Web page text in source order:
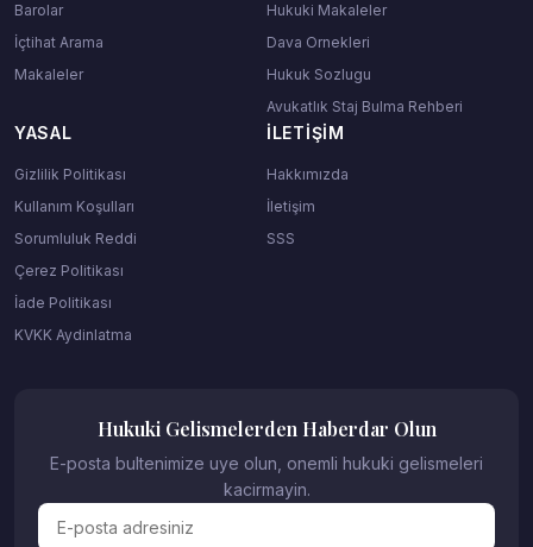
Barolar
İçtihat Arama
Makaleler
Hukuki Makaleler
Dava Ornekleri
Hukuk Sozlugu
Avukatlık Staj Bulma Rehberi
YASAL
Gizlilik Politikası
Kullanım Koşulları
Sorumluluk Reddi
Çerez Politikası
İade Politikası
KVKK Aydinlatma
İLETIŞIM
Hakkımızda
İletişim
SSS
Hukuki Gelismelerden Haberdar Olun
E-posta bultenimize uye olun, onemli hukuki gelismeleri
kacirmayin.